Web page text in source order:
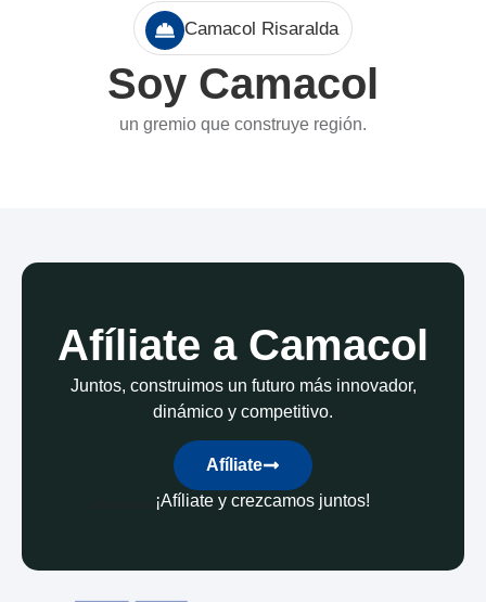
Camacol Risaralda
Soy Camacol
un gremio que construye región.
Afíliate a Camacol
Juntos, construimos un futuro más innovador,
dinámico y competitivo.
Afíliate
¡Afíliate y crezcamos juntos!